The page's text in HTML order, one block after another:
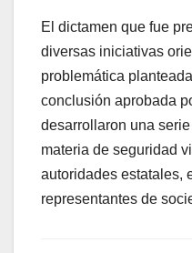
El dictamen que fue
diversas iniciativas
problemática
conclusión aprobada
desarrollaron una
materia de seguridad
autoridades estatales,
representantes de